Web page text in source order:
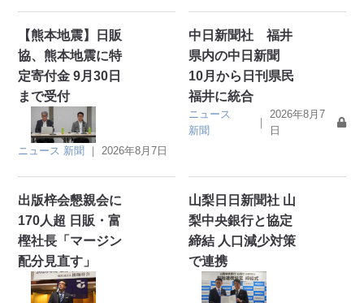
【熊本地震】日販
協、熊本地震に特
定寄付金 9月30日
まで受付
ニュース 新聞 ｜ 2026年8月7日
中日新聞社 福井
県内の中日新聞
10月から日刊県民
福井に統合
ニュース
新聞
｜
2026年8月7
日
出版梓会懇親会に
170人超 日販・富
樫社長「マージン
配分見直す」
山梨日日新聞社 山
梨中央銀行と協定
締結 人口減少対策
で連携